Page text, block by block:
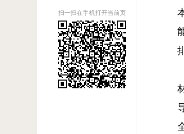
扫一扫在手机打开当前页